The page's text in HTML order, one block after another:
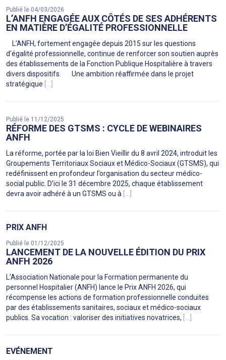
Publié le 04/03/2026
L’ANFH ENGAGÉE AUX CÔTÉS DE SES ADHÉRENTS
EN MATIÈRE D’ÉGALITÉ PROFESSIONNELLE
L’ANFH, fortement engagée depuis 2015 sur les questions
d’égalité professionnelle, continue de renforcer son soutien auprès
des établissements de la Fonction Publique Hospitalière à travers
divers dispositifs. Une ambition réaffirmée dans le projet
stratégique [...]
Publié le 11/12/2025
RÉFORME DES GTSMS : CYCLE DE WEBINAIRES
ANFH
La réforme, portée par la loi Bien Vieillir du 8 avril 2024, introduit les
Groupements Territoriaux Sociaux et Médico-Sociaux (GTSMS), qui
redéfinissent en profondeur l’organisation du secteur médico-
social public. D’ici le 31 décembre 2025, chaque établissement
devra avoir adhéré à un GTSMS ou à [...]
PRIX ANFH
Publié le 01/12/2025
LANCEMENT DE LA NOUVELLE ÉDITION DU PRIX
ANFH 2026
L’Association Nationale pour la Formation permanente du
personnel Hospitalier (ANFH) lance le Prix ANFH 2026, qui
récompense les actions de formation professionnelle conduites
par des établissements sanitaires, sociaux et médico-sociaux
publics. Sa vocation : valoriser des initiatives novatrices, [...]
EVÉNEMENT